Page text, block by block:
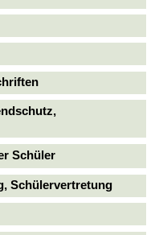
Schüler
Schülervertretung